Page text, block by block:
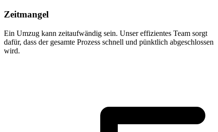
Zeitmangel
Ein Umzug kann zeitaufwändig sein. Unser effizientes Team sorgt
dafür, dass der gesamte Prozess schnell und pünktlich abgeschlossen
wird.